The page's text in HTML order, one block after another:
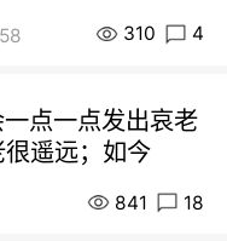
310 4
点一点发出哀老
遥远；如今
841 18